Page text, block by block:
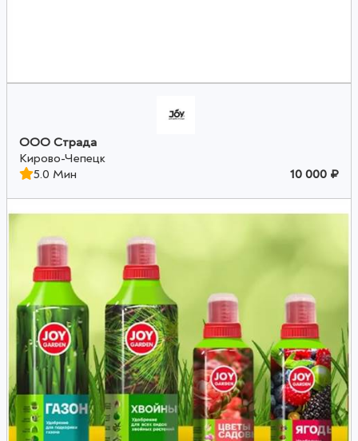
ООО Страда
Кирово-Чепецк
5.0 Мин
10 000 ₽